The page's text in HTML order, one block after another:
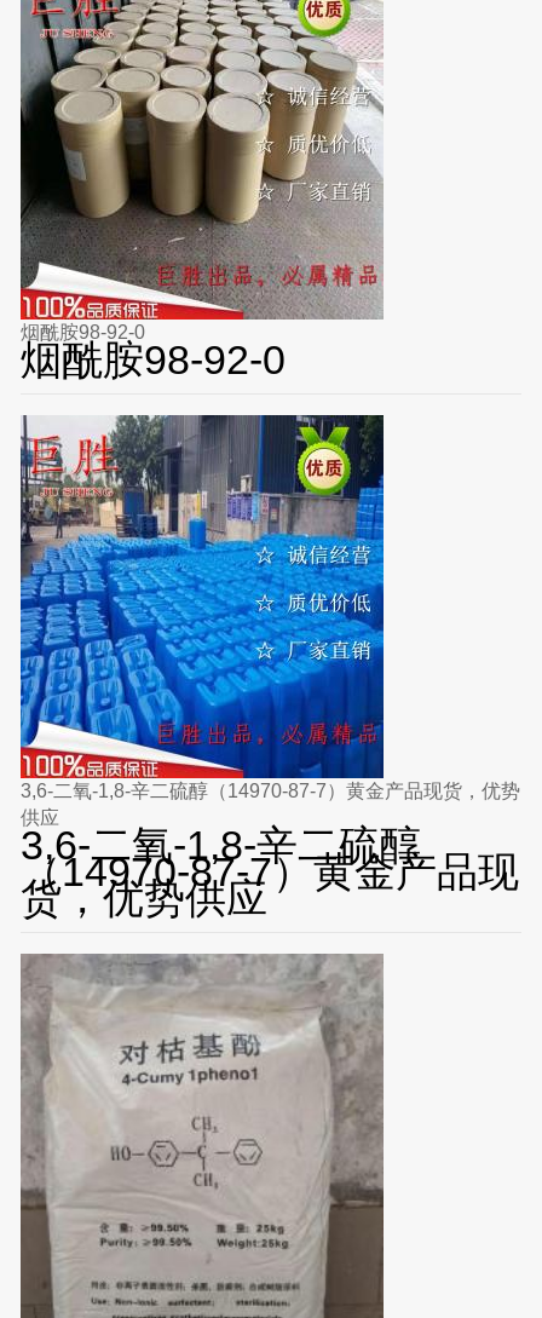
烟酰胺98-92-0
烟酰胺98-92-0
3,6-二氧-1,8-辛二硫醇（14970-87-7）黄金产品现货，优势
供应
3,6-二氧-1,8-辛二硫醇
（14970-87-7）黄金产品现
货，优势供应